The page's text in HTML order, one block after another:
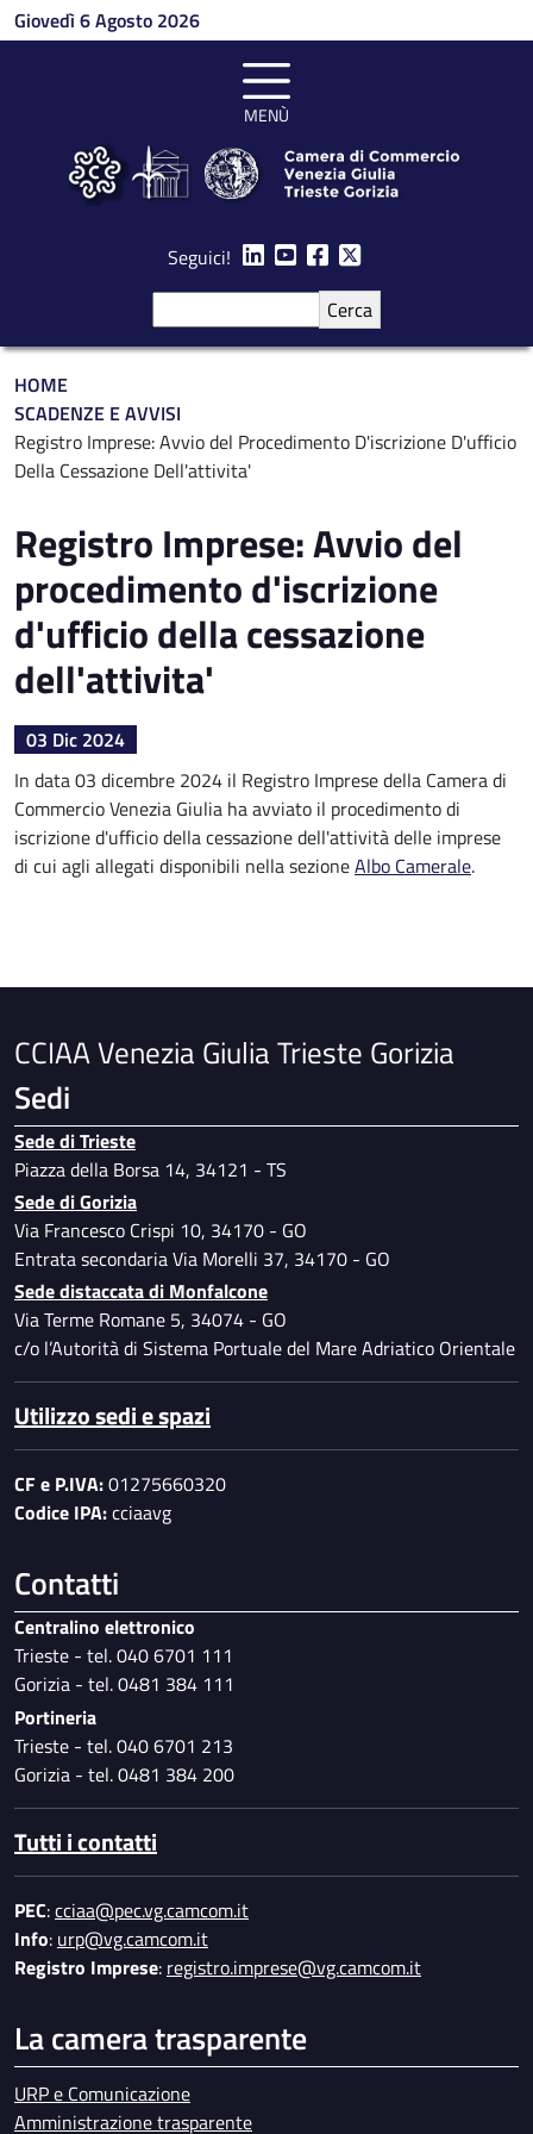
Salta al contenuto principale
Giovedì 6 Agosto 2026
MENÙ
Seguici!
Briciole di pane
HOME
SCADENZE E AVVISI
Registro Imprese: Avvio del Procedimento D'iscrizione D'ufficio
Della Cessazione Dell'attivita'
Registro Imprese: Avvio del
procedimento d'iscrizione
d'ufficio della cessazione
dell'attivita'
03 Dic 2024
In data 03 dicembre 2024 il Registro Imprese della Camera di
Commercio Venezia Giulia ha avviato il procedimento di
iscrizione d'ufficio della cessazione dell'attività delle imprese
di cui agli allegati disponibili nella sezioneAlbo Camerale.
CCIAA Venezia Giulia Trieste Gorizia
Sedi
Sede di Trieste
Piazza della Borsa 14, 34121 - TS
Sede di Gorizia
Via Francesco Crispi 10, 34170 - GO
Entrata secondaria Via Morelli 37, 34170 - GO
Sede distaccata di Monfalcone
Via Terme Romane 5, 34074 - GO
c/o l’Autorità di Sistema Portuale del Mare Adriatico Orientale
Utilizzo sedi e spazi
CF e P.IVA:01275660320
Codice IPA:cciaavg
Contatti
Centralino elettronico
Trieste - tel. 040 6701 111
Gorizia - tel. 0481 384 111
Portineria
Trieste - tel. 040 6701 213
Gorizia - tel. 0481 384 200
Tutti i contatti
PEC:cciaa@pec.vg.camcom.it
Info: urp@vg.camcom.it
Registro Imprese: registro.imprese@vg.camcom.it
La camera trasparente
URP e Comunicazione
Amministrazione trasparente